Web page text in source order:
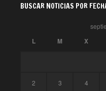
BUSCAR NOTICIAS POR
L M X
2 3 4